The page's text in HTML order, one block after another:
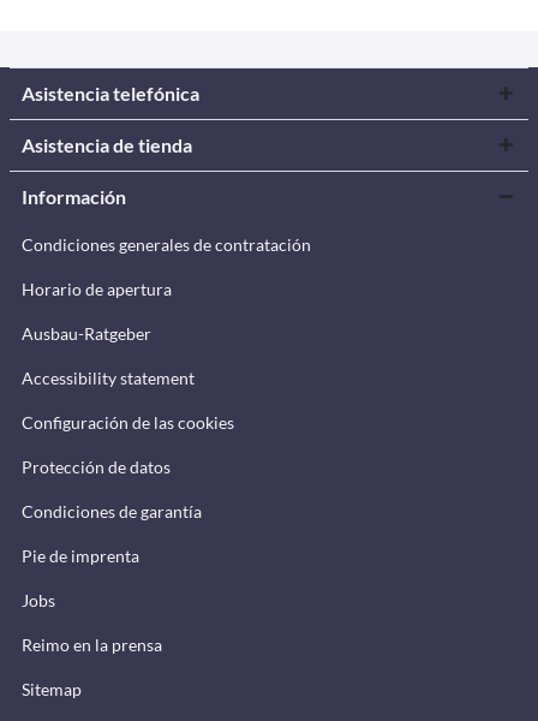
Asistencia telefónica
Asistencia de tienda
Información
Condiciones generales de contratación
Horario de apertura
Ausbau-Ratgeber
Accessibility statement
Configuración de las cookies
Protección de datos
Condiciones de garantía
Pie de imprenta
Jobs
Reimo en la prensa
Sitemap